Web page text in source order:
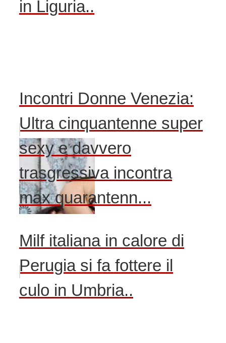
in Liguria..
Incontri Donne Venezia:
Ultra cinquantenne super
sexy e davvero
trasgressiva incontra
max quarantenn...
Milf italiana in calore di
Perugia si fa fottere il
culo in Umbria..